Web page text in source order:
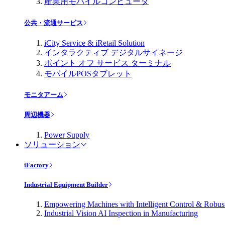
公共・流通サービス
iCity Service & iRetail Solution
インタラクティブ デジタルサイネージ
ポイント オフ サービス ターミナル
モバイルPOSタブレット
モニタアーム
周辺機器
Power Supply
ソリューション
iFactory
Industrial Equipment Builder
Empowering Machines with Intelligent Control &
Industrial Vision AI Inspection in Manufacturing